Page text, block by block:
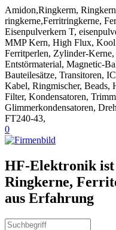
Amidon,Ringkerm,
ringkerne,Ferritringkerne,
Eisenpulverkern T,
MMP Kern, High Flux,
Ferritperlen, Zylinder-
Entstörmaterial, Magnetic-
Bauteilesätze, Transitoren,
Kabel, Ringmischer, Beads,
Filter, Kondensatoren,
Glimmerkondensatoren,
FT240-43,
0
HF-Elektronik ist
Ringkerne,
aus Erfahrung